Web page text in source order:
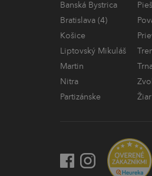
Banská Bystrica
Bratislava (4)
Košice
Liptovský Mikuláš
Martin
Nitra
Partizánske